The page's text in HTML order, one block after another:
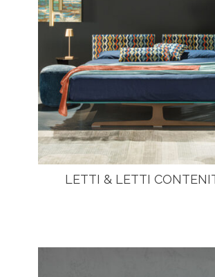
LETTI & LETTI